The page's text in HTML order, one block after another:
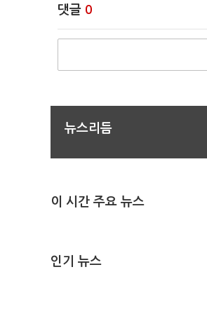
댓글 0
뉴스리듬
이 시간 주요 뉴스
인기 뉴스